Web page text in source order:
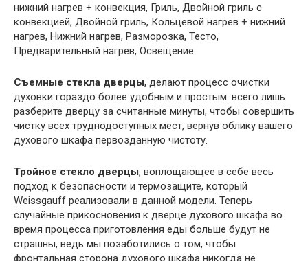
нижний нагрев + конвекция, Гриль, Двойной гриль с
конвекцией, Двойной гриль, Кольцевой нагрев + нижний
нагрев, Нижний нагрев, Разморозка, Тесто,
Предварительный нагрев, Освещение.
Съемные стекла дверцы, делают процесс очистки
духовки гораздо более удобным и простым: всего лишь
разберите дверцу за считанные минуты, чтобы совершить
чистку всех труднодоступных мест, вернув облику вашего
духового шкафа первозданную чистоту.
Тройное стекло дверцы, воплощающее в себе весь
подход к безопасности и термозащите, который
Weissgauff реализовали в данной модели. Теперь
случайные прикосновения к дверце духового шкафа во
время процесса приготовления еды больше будут не
страшны, ведь мы позаботились о том, чтобы
фронтальная сторона духового шкафа никогда не